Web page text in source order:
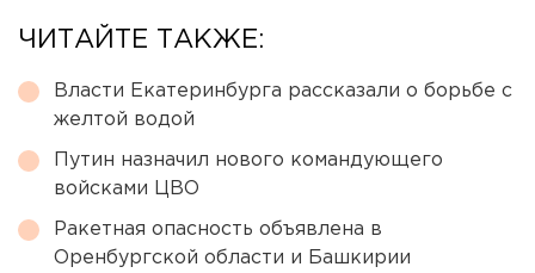
ЧИТАЙТЕ ТАКЖЕ:
Власти Екатеринбурга рассказали о борьбе с
желтой водой
Путин назначил нового командующего
войсками ЦВО
Ракетная опасность объявлена в
Оренбургской области и Башкирии